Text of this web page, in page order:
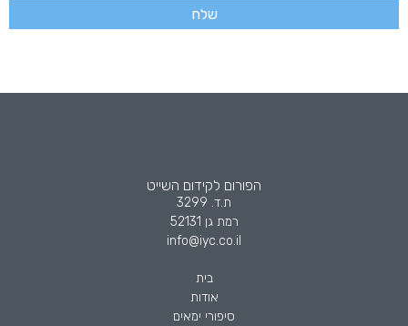
שלח
הפורום לקידום השייט
ת.ד. 3299
רמת גן 52131
info@iyc.co.il
בית
אודות
סיפורי ימאים